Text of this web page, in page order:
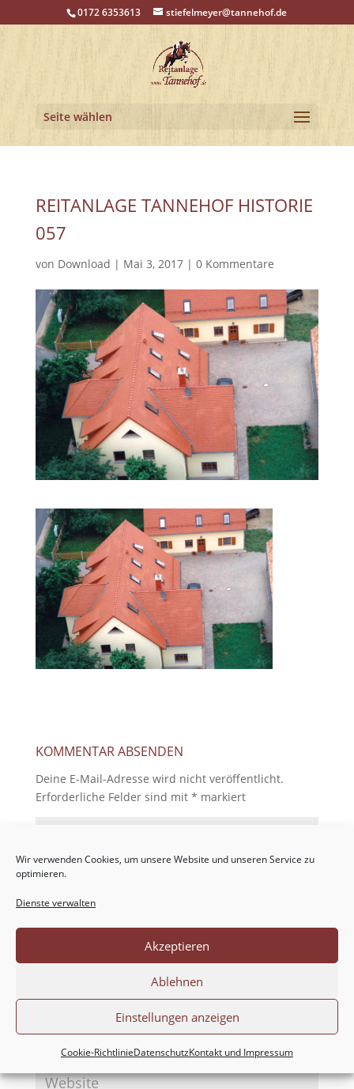
Wir verwenden Cookies, um unsere Website und unseren Service zu
optimieren.
Dienste verwalten
Akzeptieren
Ablehnen
Einstellungen anzeigen
Cookie-RichtlinieDatenschutzKontakt und Impressum
0172 6353613 stiefelmeyer@tannehof.de
Seite wählen
REITANLAGE TANNEHOF HISTORIE
057
von Download | Mai 3, 2017| 0 Kommentare
KOMMENTAR ABSENDEN
Deine E-Mail-Adresse wird nicht veröffentlicht.
Erforderliche Felder sind mit * markiert